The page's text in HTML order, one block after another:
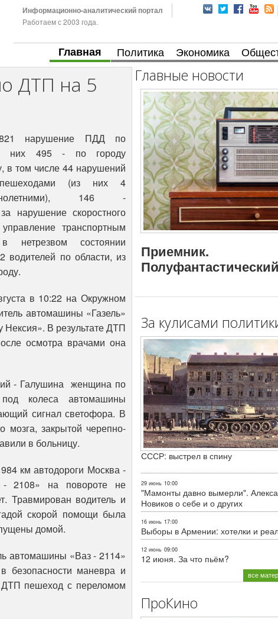
Информационно-аналитический портал
Работаем с 2003 года.
Главная Политика Экономика
ДТП на 5
нарушение ПДД по
них 495 - по городу
в том числе 44 нарушений
(из них 4
146 -
нарушение скоростного
транспортным
нетрезвом состоянии
водителей по области, из
в 10:22 на Окружном
автомашины «Газель»
В результате ДТП
осмотра врачами она
- Галушина женщина по
под колеса автомашины
сигнал светофора. В
мозга, закрытой черепно-
в больницу.
км автодороги Москва -
- 2108» на повороте не
Травмирован водитель и
скорой помощи была
домой.
«Ваз - 2114»
безопасности маневра и
ДТП пешеход с переломом
Главные новости
Приемник.
За кулисами
СССР: выстрел в спину
29 июнь 10:00
"Мамонты давно вымерли".
Новиков о себе и о других
16 июнь 17:00
Выборы в Армении: хотелки и
12 июнь 09:00
12 июня. За что пьём?
все
ПроКино